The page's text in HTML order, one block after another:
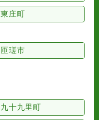
東庄町
匝瑳市
九十九里町